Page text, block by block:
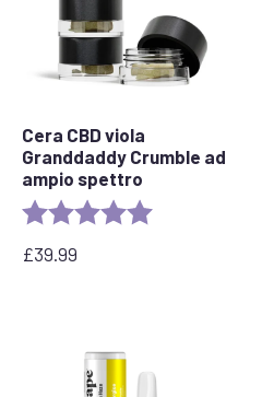
Cera CBD viola
Granddaddy Crumble ad
ampio spettro
Rating:
£39.99